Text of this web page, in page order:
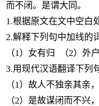
而不闭。是谓大同。
1.根据原文在文中空白
2.解释下列句中加线的
（1）女有归 （2）外
3.用现代汉语翻译下列
（1）故人不独亲其亲
（2）是故谋闭而不兴